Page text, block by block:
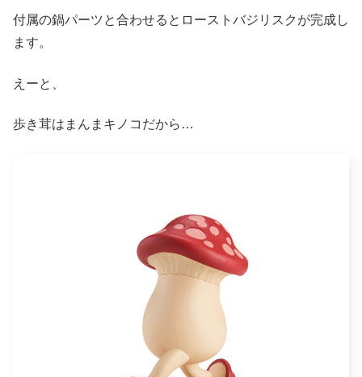
付属の鍋パーツと合わせるとローストバジリスクが完成し
ます。
えーと、
歩き茸はまんまキノコだから…